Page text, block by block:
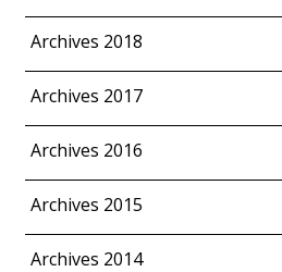
Archives 2018
Archives 2017
Archives 2016
Archives 2015
Archives 2014